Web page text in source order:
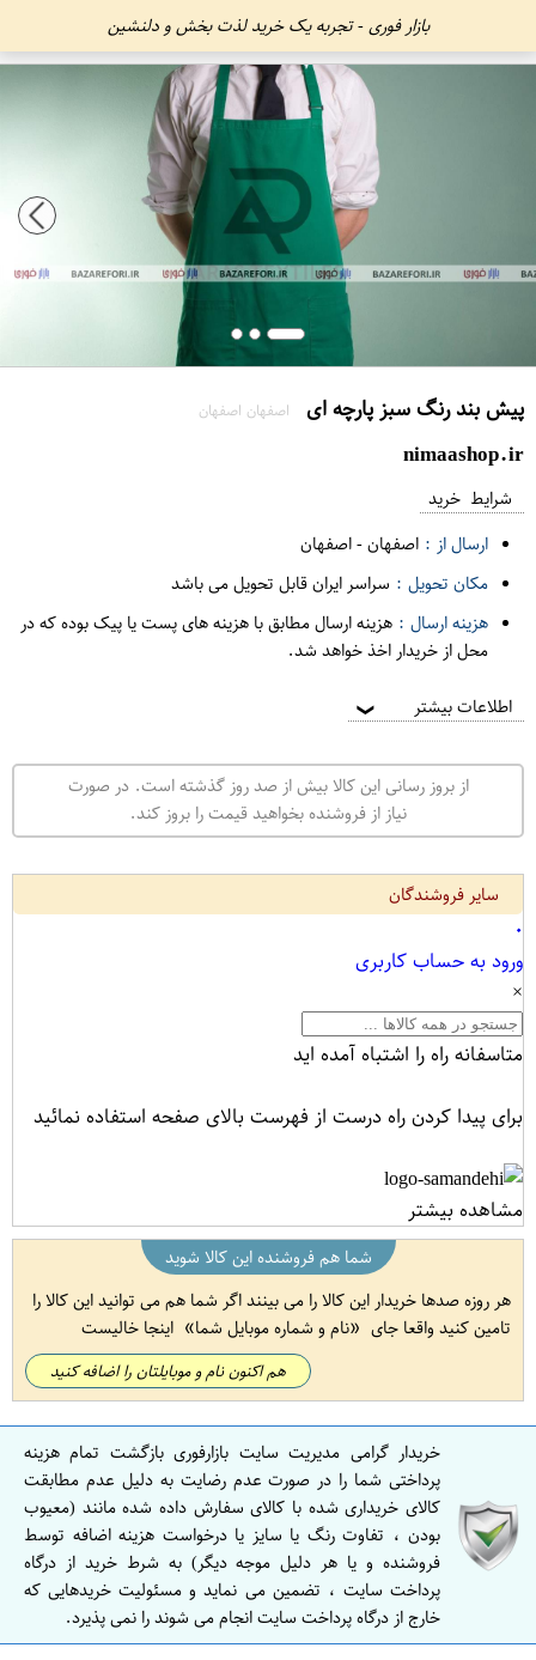
بازار فوری - تجربه یک خرید لذت بخش و دلنشین
پیش بند رنگ سبز پارچه ای اصفهان اصفهان
nimaashop.ir
شرایط خرید
ارسال از : اصفهان-اصفهان
مکان تحویل : سراسر ایران قابل تحویل می باشد
هزینه ارسال : هزینه ارسال مطابق با هزینه های پست یا پیک بوده که در
محل از خریدار اخذ خواهد شد.
اطلاعات بیشتر ❯
از بروز رسانی این کالا بیش از صد روز گذشته است. در صورت
نیاز از فروشنده بخواهید قیمت را بروز کند.
سایر فروشندگان
۰
ورود به حساب کاربری
×
متاسفانه راه را اشتباه آمده اید
برای پیدا کردن راه درست از فهرست بالای صفحه استفاده نمائید
مشاهده بیشتر
شما هم فروشنده این کالا شوید
هر روزه صدها خریدار این کالا را می بینند اگر شما هم می توانید این کالا را
تامین کنید واقعا جای
نام و شماره موبایل شما اینجا خالیست
هم اکنون نام و موبایلتان را اضافه کنید
خریدار گرامی مدیریت سایت بازارفوری بازگشت تمام هزینه
پرداختی شما را در صورت عدم رضایت به دلیل عدم مطابقت
کالای خریداری شده با کالای سفارش داده شده مانند (معیوب
بودن ، تفاوت رنگ یا سایز یا درخواست هزینه اضافه توسط
فروشنده و یا هر دلیل موجه دیگر) به شرط خرید از درگاه
پرداخت سایت ، تضمین می نماید و مسئولیت خریدهایی که
خارج از درگاه پرداخت سایت انجام می شوند را نمی پذیرد.